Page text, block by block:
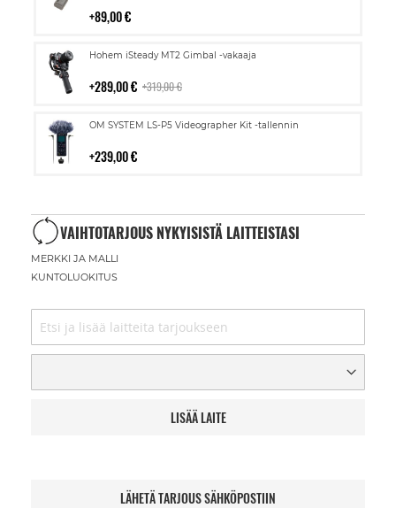
89,00 €
Hohem iSteady MT2 Gimbal -vakaaja
289,00 € 319,00 €
Lisää
OM SYSTEM LS-P5 Videographer Kit -tallennin
239,00 €
Lisää
VAIHTOTARJOUS NYKYISISTÄ LAITTEISTASI
MERKKI JA MALLI
KUNTOLUOKITUS
LISÄÄ LAITE
LÄHETÄ TARJOUS SÄHKÖPOSTIIN